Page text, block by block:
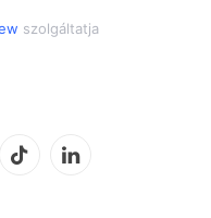
szolgáltatja
TikTok LinkedIn